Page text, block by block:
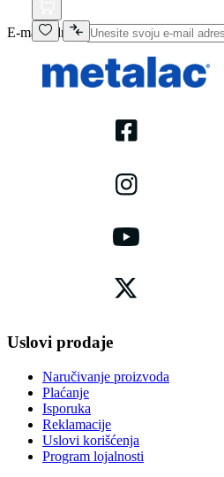
E-mail adresa
Uslovi prodaje
Naručivanje proizvoda
Plaćanje
Isporuka
Reklamacije
Uslovi korišćenja
Program lojalnosti